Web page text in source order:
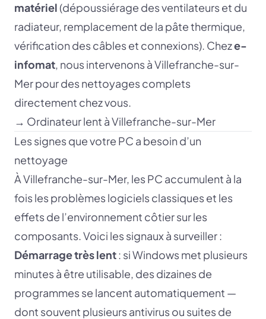
matériel (dépoussiérage des ventilateurs et du
radiateur, remplacement de la pâte thermique,
vérification des câbles et connexions). Cheze-
infomat, nous intervenons à Villefranche-sur-
Mer pour des nettoyages complets
directement chez vous.
→ Ordinateur lent à Villefranche-sur-Mer
Les signes que votre PC a besoin d’un
nettoyage
À Villefranche-sur-Mer, les PC accumulent à la
fois les problèmes logiciels classiques et les
effets de l’environnement côtier sur les
composants. Voici les signaux à surveiller :
Démarrage très lent: si Windows met plusieurs
minutes à être utilisable, des dizaines de
programmes se lancent automatiquement —
dont souvent plusieurs antivirus ou suites de